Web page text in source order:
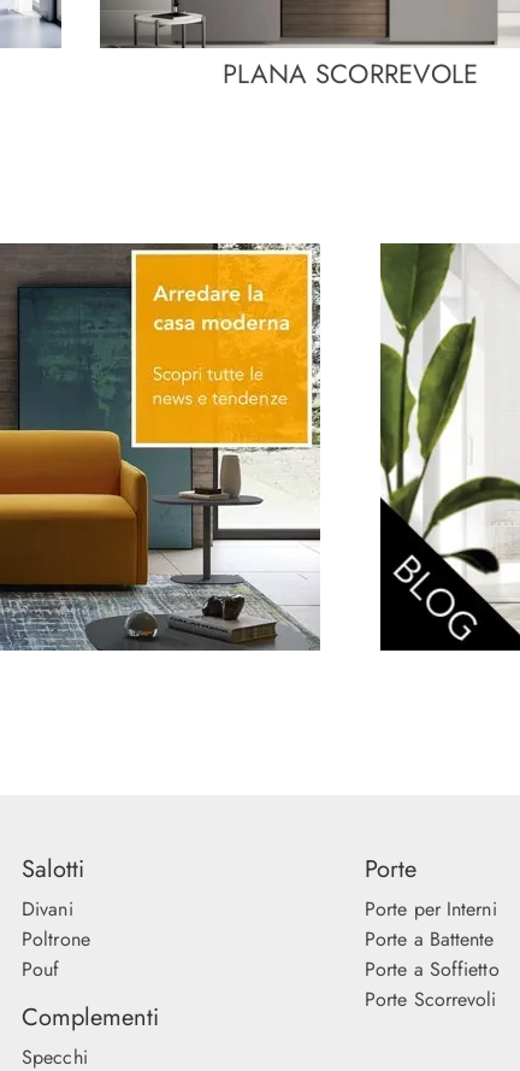
PLANA SCORREVOLE
Salotti
Divani
Poltrone
Pouf
Complementi
Specchi
Porte
Porte per Interni
Porte a Battente
Porte a Soffietto
Porte Scorrevoli